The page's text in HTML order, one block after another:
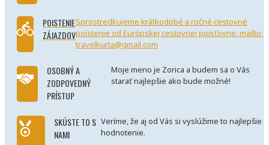
POISTENIE
ZÁJAZDOV
Sprostredkujeme krátkodobé a ročné cestovné
poistenie od Európskej cestovnej poisťovne. mailto:
travelkurta@gmail.com
OSOBNÝ A
ZODPOVEDNÝ
PRÍSTUP
Moje meno je Zorica a budem sa o Vás
starať najlepšie ako bude možné!
SKÚSTE TO S
NAMI
Veríme, že aj od Vás si vyslúžime to najlepšie
hodnotenie.